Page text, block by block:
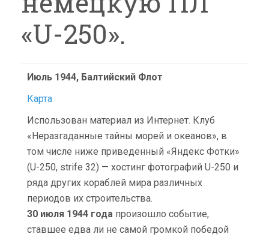
«U-250».
Июль 1944, Балтийский Флот
Карта
Использован материал из Интернет. Клуб
«Неразгаданные тайны морей и океанов», в
том числе ниже приведенный «Яндекс Фотки»
(U-250, strife 32) — хостинг фотографий U-250 и
ряда других кораблей мира различных
периодов их строительства.
30 июля 1944 года произошло событие,
ставшее едва ли не самой громкой победой